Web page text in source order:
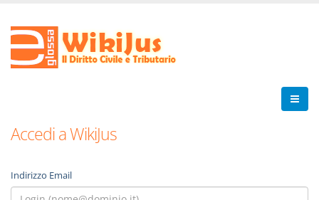
Accedi a WikiJus
Indirizzo Email